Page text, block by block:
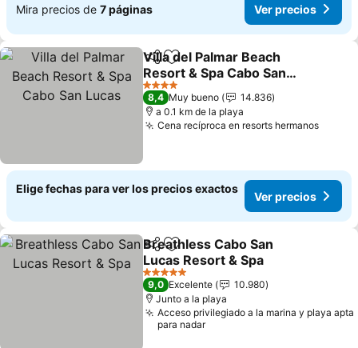
Mira precios de 7 páginas Ver precios
CompartirAgregar a favoritos
Villa del Palmar Beach
Resort & Spa Cabo San
Lucas
4 Estrellas
8,4 Muy bueno
14.836
a 0.1 km de la playa
Cena recíproca en resorts hermanos
Elige fechas para ver los precios exactos
Ver precios
CompartirAgregar a favoritos
Breathless Cabo San
Lucas Resort & Spa
5 Estrellas
9,0 Excelente
10.980
Junto a la playa
Acceso privilegiado a la marina y playa apta
para nadar